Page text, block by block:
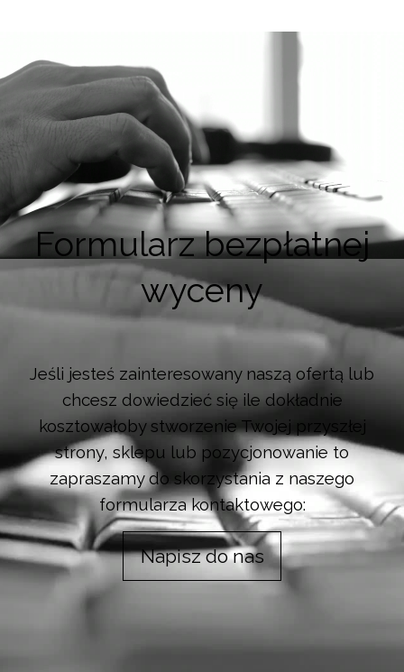
Formularz bezpłatnej
wyceny
Jeśli jesteś zainteresowany naszą ofertą lub
chcesz dowiedzieć się ile dokładnie
kosztowałoby stworzenie Twojej przyszłej
strony, sklepu lub pozycjonowanie to
zapraszamy do skorzystania z naszego
formularza kontaktowego:
Napisz do nas